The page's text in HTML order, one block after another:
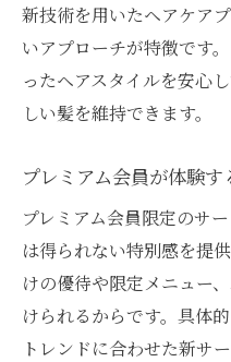
新技術を用いたヘアケア
いアプローチが特徴です
ったヘアスタイルを安心
しい髪を維持できます。
プレミアム会員が体験
プレミアム会員限定のサ
は得られない特別感を提
けの優待や限定メニュー
けられるからです。具体
トレンドに合わせた新サ